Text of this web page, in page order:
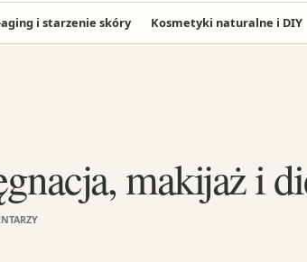
i starzenie skóry Kosmetyki naturalne i DIY
makijaż i